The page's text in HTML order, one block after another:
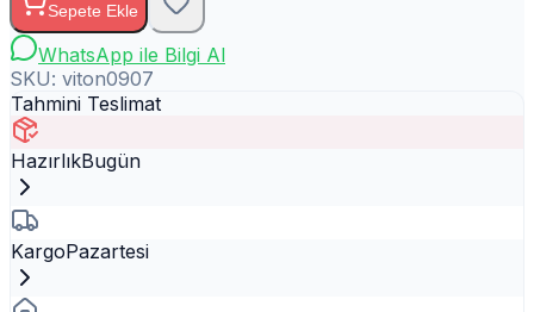
Sepete Ekle
WhatsApp ile Bilgi Al
SKU: viton0907
Tahmini Teslimat
HazırlıkBugün
KargoPazartesi